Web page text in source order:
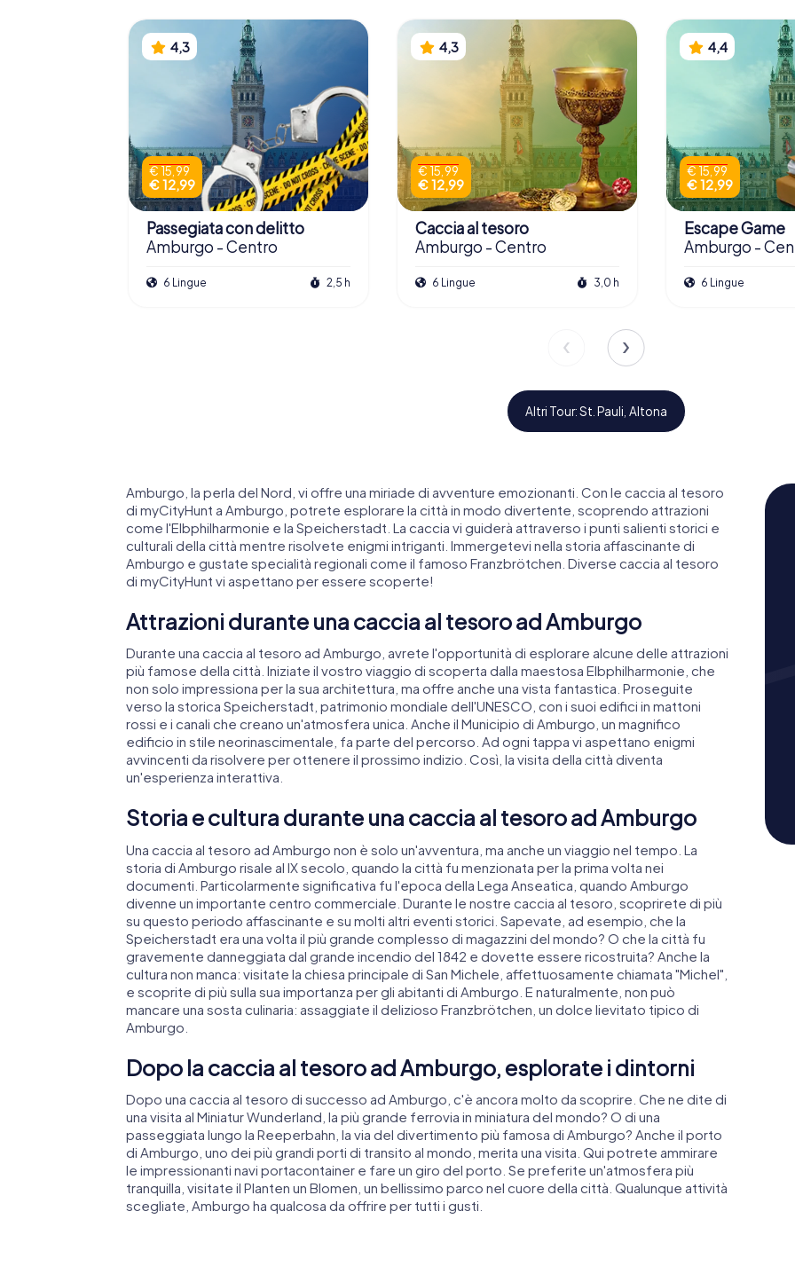
4,3
€ 15,99
€ 12,99
Passegiata con delitto
Amburgo - Centro
6 Lingue 2,5 h
4,3
€ 15,99
€ 12,99
Caccia al tesoro
Amburgo - Centro
6 Lingue 3,0 h
4,4
€ 15,99
€ 12,99
Escape Game
Amburgo -
6 Lingue
€ 15,99
Passegiata con delitto
Amburgo - St. Pauli
6 Lingue 2,5 h
€ 15,99
Caccia al tesoro
Amburgo - St. Pauli
6 Lingue 2,5 h
Escape Game
Amburgo - St.
6 Lingue
€ 15,99
Passegiata con delitto
Amburgo - Altona
6 Lingue 2,5 h
€ 15,99
Caccia al tesoro
Amburgo - Altona
6 Lingue 2,5 h
Escape Game
Amburgo -
6 Lingue
Altri Tour: St. Pauli, Altona
Amburgo, la perla del Nord, vi offre una miriade di avventure emozionanti. Con le caccia al tesoro
di myCityHunt a Amburgo, potrete esplorare la città in modo divertente, scoprendo attrazioni
come l'Elbphilharmonie e la Speicherstadt. La caccia vi guiderà attraverso i punti salienti storici e
culturali della città mentre risolvete enigmi intriganti. Immergetevi nella storia affascinante di
Amburgo e gustate specialità regionali come il famoso Franzbrötchen. Diverse caccia al tesoro
di myCityHunt vi aspettano per essere scoperte!
Attrazioni durante una caccia al tesoro ad Amburgo
Durante una caccia al tesoro ad Amburgo, avrete l'opportunità di esplorare alcune delle attrazioni
più famose della città. Iniziate il vostro viaggio di scoperta dalla maestosa Elbphilharmonie, che
non solo impressiona per la sua architettura, ma offre anche una vista fantastica. Proseguite
verso la storica Speicherstadt, patrimonio mondiale dell'UNESCO, con i suoi edifici in mattoni
rossi e i canali che creano un'atmosfera unica. Anche il Municipio di Amburgo, un magnifico
edificio in stile neorinascimentale, fa parte del percorso. Ad ogni tappa vi aspettano enigmi
avvincenti da risolvere per ottenere il prossimo indizio. Così, la visita della città diventa
un'esperienza interattiva.
Storia e cultura durante una caccia al tesoro ad Amburgo
Una caccia al tesoro ad Amburgo non è solo un'avventura, ma anche un viaggio nel tempo. La
storia di Amburgo risale al IX secolo, quando la città fu menzionata per la prima volta nei
documenti. Particolarmente significativa fu l'epoca della Lega Anseatica, quando Amburgo
divenne un importante centro commerciale. Durante le nostre caccia al tesoro, scoprirete di più
su questo periodo affascinante e su molti altri eventi storici. Sapevate, ad esempio, che la
Speicherstadt era una volta il più grande complesso di magazzini del mondo? O che la città fu
gravemente danneggiata dal grande incendio del 1842 e dovette essere ricostruita? Anche la
cultura non manca: visitate la chiesa principale di San Michele, affettuosamente chiamata "Michel",
e scoprite di più sulla sua importanza per gli abitanti di Amburgo. E naturalmente, non può
mancare una sosta culinaria: assaggiate il delizioso Franzbrötchen, un dolce lievitato tipico di
Amburgo.
Dopo la caccia al tesoro ad Amburgo, esplorate i dintorni
Dopo una caccia al tesoro di successo ad Amburgo, c'è ancora molto da scoprire. Che ne dite di
una visita al Miniatur Wunderland, la più grande ferrovia in miniatura del mondo? O di una
passeggiata lungo la Reeperbahn, la via del divertimento più famosa di Amburgo? Anche il porto
di Amburgo, uno dei più grandi porti di transito al mondo, merita una visita. Qui potrete ammirare
le impressionanti navi portacontainer e fare un giro del porto. Se preferite un'atmosfera più
tranquilla, visitate il Planten un Blomen, un bellissimo parco nel cuore della città. Qualunque attività
scegliate, Amburgo ha qualcosa da offrire per tutti i gusti.